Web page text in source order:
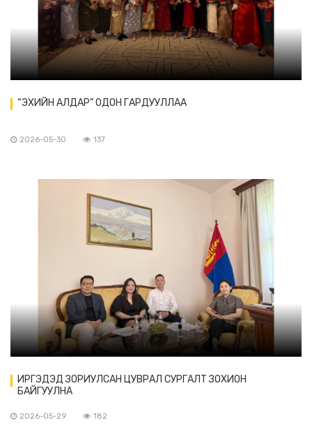
“ЭХИЙН АЛДАР” ОДОН ГАРДУУЛЛАА
2026-05-30 137
ИРГЭДЭД ЗОРИУЛСАН ЦУВРАЛ СУРГАЛТ ЗОХИОН
БАЙГУУЛНА
2026-05-29 182